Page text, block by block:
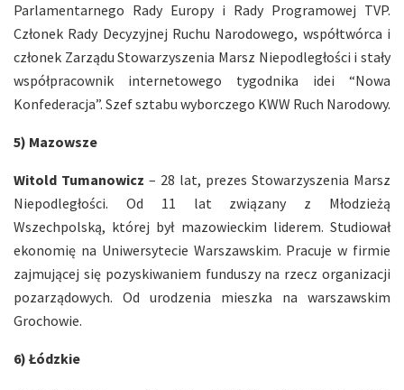
Parlamentarnego Rady Europy i Rady Programowej TVP.
Członek Rady Decyzyjnej Ruchu Narodowego, współtwórca i
członek Zarządu Stowarzyszenia Marsz Niepodległości i stały
współpracownik internetowego tygodnika idei “Nowa
Konfederacja”. Szef sztabu wyborczego KWW Ruch Narodowy.
5) Mazowsze
Witold Tumanowicz – 28 lat, prezes Stowarzyszenia Marsz
Niepodległości. Od 11 lat związany z Młodzieżą
Wszechpolską, której był mazowieckim liderem. Studiował
ekonomię na Uniwersytecie Warszawskim. Pracuje w firmie
zajmującej się pozyskiwaniem funduszy na rzecz organizacji
pozarządowych. Od urodzenia mieszka na warszawskim
Grochowie.
6) Łódzkie